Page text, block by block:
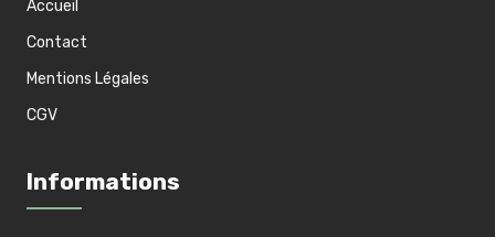
Accueil
Contact
Mentions Légales
CGV
Informations